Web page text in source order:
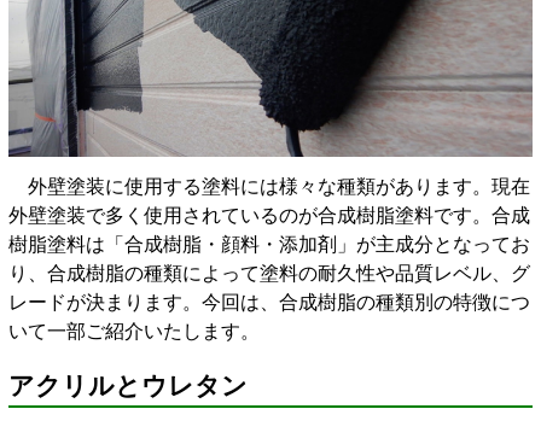
外壁塗装に使用する塗料には様々な種類があります。現在
外壁塗装で多く使用されているのが合成樹脂塗料です。合成
樹脂塗料は「合成樹脂・顔料・添加剤」が主成分となってお
り、合成樹脂の種類によって塗料の耐久性や品質レベル、グ
レードが決まります。今回は、合成樹脂の種類別の特徴につ
いて一部ご紹介いたします。
アクリルとウレタン